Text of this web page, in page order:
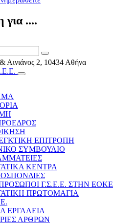
για ....
Αινιάνος 2, 10434 Αθήνα
ΕΠΙΤΡΟΠΗ
ΣΥΜΒΟΥΛΙΟ
ΚΕΝΤΡΑ
Γ.Σ.Ε.Ε. ΣΤΗΝ ΕΟΚΕ
ΠΡΩΤΟΜΑΓΙΑ
ΕΡΓΑΛΕΙΑ
ΑΡΘΡΩΝ